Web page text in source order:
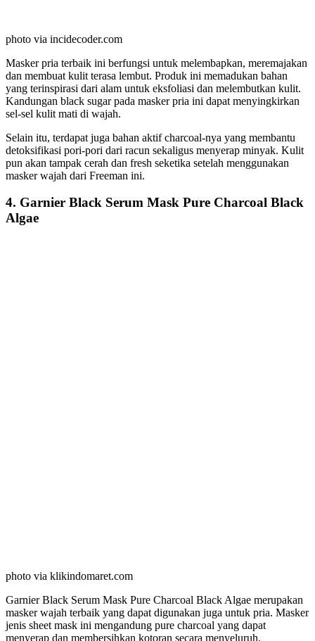
photo via incidecoder.com
Masker pria terbaik ini berfungsi untuk melembapkan, meremajakan
dan membuat kulit terasa lembut. Produk ini memadukan bahan
yang terinspirasi dari alam untuk eksfoliasi dan melembutkan kulit.
Kandungan black sugar pada masker pria ini dapat menyingkirkan
sel-sel kulit mati di wajah.
Selain itu, terdapat juga bahan aktif charcoal-nya yang membantu
detoksifikasi pori-pori dari racun sekaligus menyerap minyak. Kulit
pun akan tampak cerah dan fresh seketika setelah menggunakan
masker wajah dari Freeman ini.
4. Garnier Black Serum Mask Pure Charcoal Black
Algae
photo via klikindomaret.com
Garnier Black Serum Mask Pure Charcoal Black Algae merupakan
masker wajah terbaik yang dapat digunakan juga untuk pria. Masker
jenis sheet mask ini mengandung pure charcoal yang dapat
menyerap dan membersihkan kotoran secara menyeluruh.